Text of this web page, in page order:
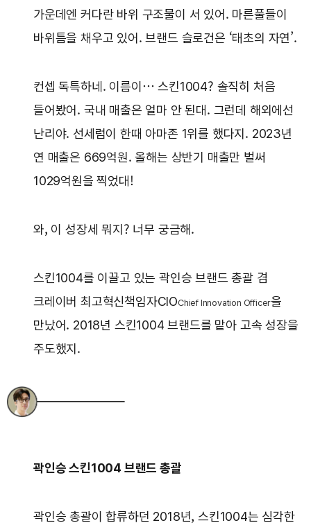
가운데엔 커다란 바위 구조물이 서 있어. 마른풀들이
바위틈을 채우고 있어. 브랜드 슬로건은 ‘태초의 자연’.
컨셉 독특하네. 이름이… 스킨1004? 솔직히 처음
들어봤어. 국내 매출은 얼마 안 된대. 그런데 해외에선
난리야. 선세럼이 한때 아마존 1위를 했다지. 2023년
연 매출은 669억원. 올해는 상반기 매출만 벌써
1029억원을 찍었대!
와, 이 성장세 뭐지? 너무 궁금해.
스킨1004를 이끌고 있는 곽인승 브랜드 총괄 겸
크레이버 최고혁신책임자CIOChief Innovation Officer을
만났어. 2018년 스킨1004 브랜드를 맡아 고속 성장을
주도했지.
곽인승 스킨1004 브랜드 총괄
곽인승 총괄이 합류하던 2018년, 스킨1004는 심각한